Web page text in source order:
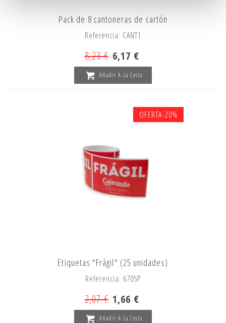
Pack de 8 cantoneras de cartón
Referencia: CANT1
8,23 € 6,17 €
Añadir A La Cesta
OFERTA-20%
Etiquetas "Frágil" (25 unidades)
Referencia: 6705P
2,07 € 1,66 €
Añadir A La Cesta